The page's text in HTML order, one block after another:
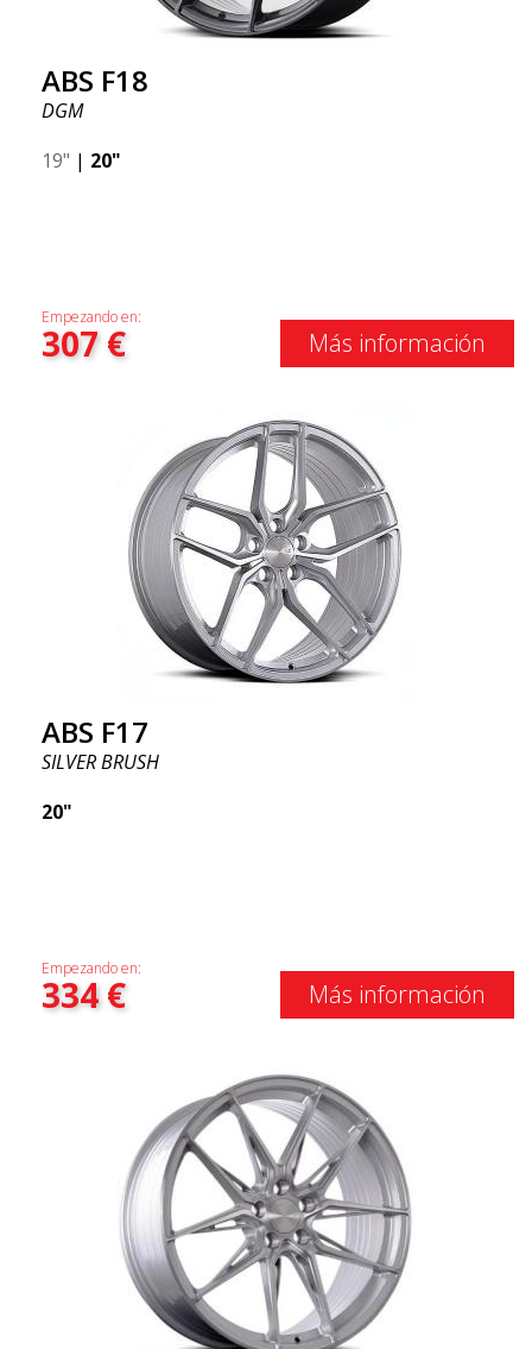
ABS F18
DGM
19" | 20"
Empezando en:
307€ Más información
ABS F17
SILVER BRUSH
20"
Empezando en:
334€ Más información